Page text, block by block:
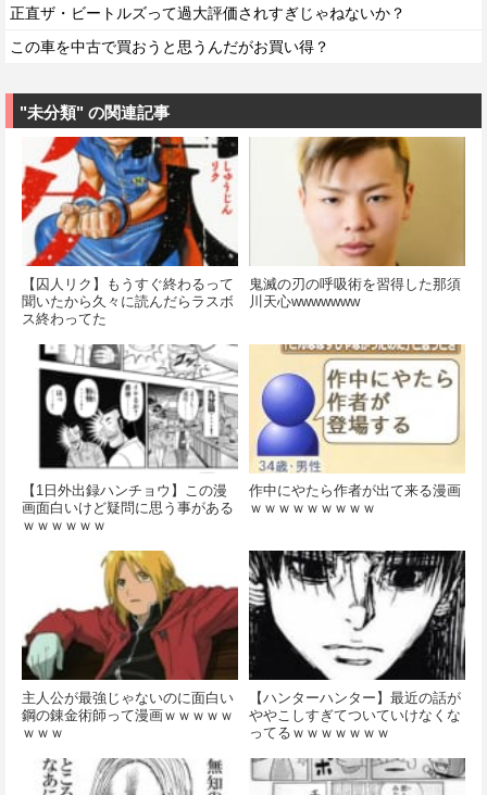
正直ザ・ビートルズって過大評価されすぎじゃねないか？
この車を中古で買おうと思うんだがお買い得？
"未分類" の関連記事
【囚人リク】もうすぐ終わるって
聞いたから久々に読んだらラスボ
ス終わってた
鬼滅の刃の呼吸術を習得した那須
川天心wwwwwww
【1日外出録ハンチョウ】この漫
画面白いけど疑問に思う事がある
ｗｗｗｗｗｗ
作中にやたら作者が出て来る漫画
ｗｗｗｗｗｗｗｗｗ
主人公が最強じゃないのに面白い
鋼の錬金術師って漫画ｗｗｗｗｗ
ｗｗｗ
【ハンターハンター】最近の話が
ややこしすぎてついていけなくな
ってるｗｗｗｗｗｗｗ